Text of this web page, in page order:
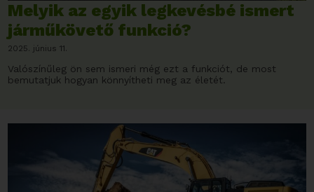
Melyik az egyik legkevésbé ismert
járműkövető funkció?
2025. június 11.
Valószínűleg ön sem ismeri még ezt a funkciót, de most
bemutatjuk hogyan könnyítheti meg az életét.